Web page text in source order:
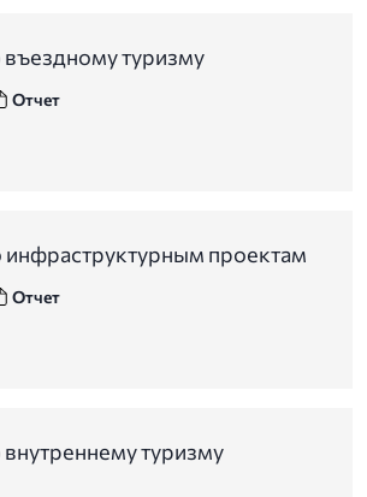
въездному туризму
Отчет
инфраструктурным проектам
Отчет
туризму